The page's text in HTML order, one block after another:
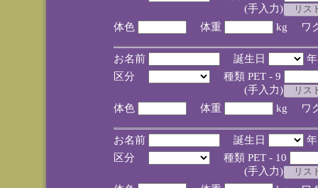
(手入力)
体色
体重 kg ワ
お名前 誕生日
区分
種類 PET - 9
(手入力)
体色
体重 kg ワ
お名前 誕生日
区分
種類 PET - 10
(手入力)